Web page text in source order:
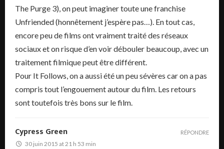
The Purge 3), on peut imaginer toute une franchise
Unfriended (honnêtement j’espère pas…). En tout cas,
encore peu de films ont vraiment traité des réseaux
sociaux et on risque d’en voir débouler beaucoup, avec un
traitement filmique peut être différent.
Pour It Follows, on a aussi été un peu sévères car on a pas
compris tout l’engouement autour du film. Les retours
sont toutefois très bons sur le film.
Cypress Green
30 juin 2015 at 21 h 53 min
RÉPONDRE